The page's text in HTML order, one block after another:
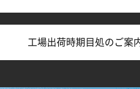
工場出荷時期目処のご案